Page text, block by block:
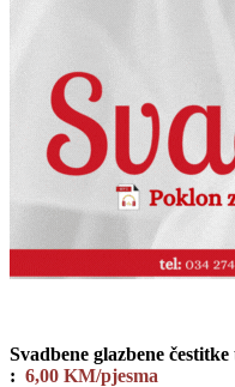
Svadbene glazbene
: 6,00 KM/pjesma